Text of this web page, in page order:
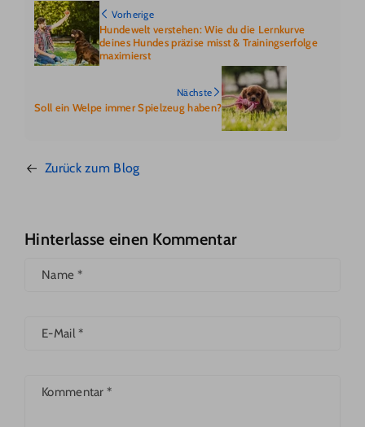
Vorherige
Hundewelt verstehen: Wie du die Lernkurve
deines Hundes präzise misst & Trainingserfolge
maximierst
Nächste
Soll ein Welpe immer Spielzeug haben?
Zurück zum Blog
Hinterlasse einen Kommentar
Name *
E-Mail*
Kommentar*